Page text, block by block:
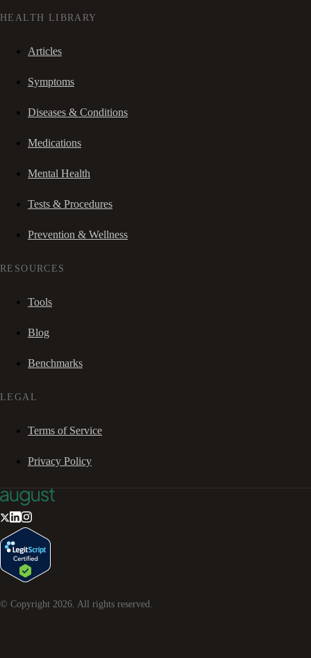
HEALTH LIBRARY
Articles
Symptoms
Diseases & Conditions
Medications
Mental Health
Tests & Procedures
Prevention & Wellness
RESOURCES
Tools
Blog
Benchmarks
LEGAL
Terms of Service
Privacy Policy
© Copyright 2026 . All rights reserved.